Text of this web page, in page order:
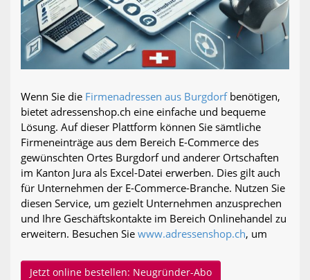
Wenn Sie die Firmenadressen aus Burgdorfbenötigen,
bietet adressenshop.ch eine einfache und bequeme
Lösung. Auf dieser Plattform können Sie sämtliche
Firmeneinträge aus dem Bereich E-Commerce des
gewünschten Ortes Burgdorf und anderer Ortschaften
im Kanton Jura als Excel-Datei erwerben. Dies gilt auch
für Unternehmen der E-Commerce-Branche. Nutzen Sie
diesen Service, um gezielt Unternehmen anzusprechen
und Ihre Geschäftskontakte im Bereich Onlinehandel zu
erweitern. Besuchen Sie www.adressenshop.ch, um
Jetzt online bestellen: Neugründer-Abo